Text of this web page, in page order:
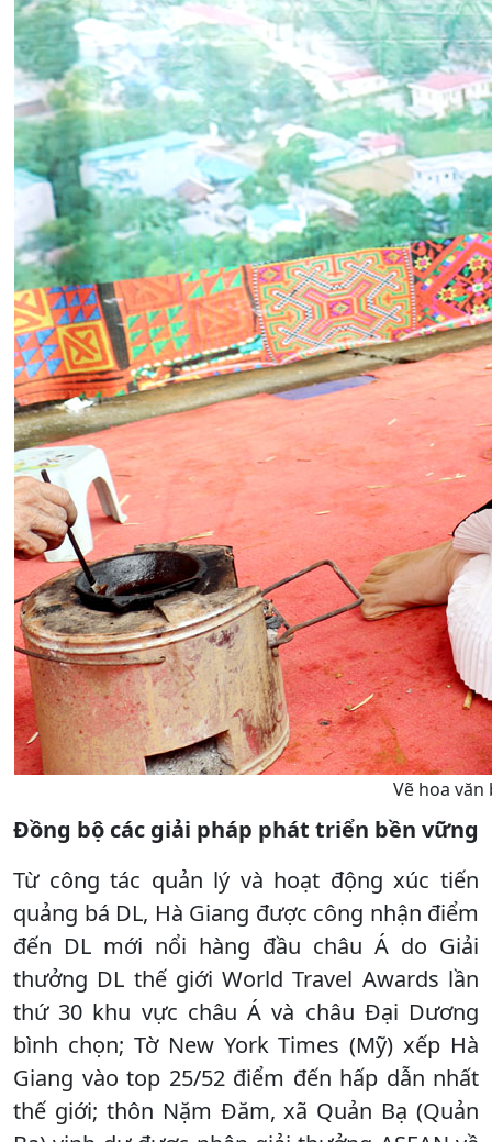
Vẽ hoa
Đồng bộ các giải pháp phát triển bền vững
Từ công tác quản lý và hoạt động xúc tiến
quảng bá DL, Hà Giang được công nhận điểm
đến DL mới nổi hàng đầu châu Á do Giải
thưởng DL thế giới World Travel Awards lần
thứ 30 khu vực châu Á và châu Đại Dương
bình chọn; Tờ New York Times (Mỹ) xếp Hà
Giang vào top 25/52 điểm đến hấp dẫn nhất
thế giới; thôn Nặm Đăm, xã Quản Bạ (Quản